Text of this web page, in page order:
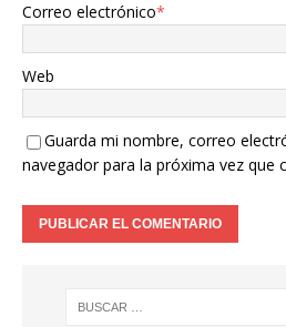
Correo electrónico*
Web
Guarda mi nombre, correo
navegador para la próxima vez que